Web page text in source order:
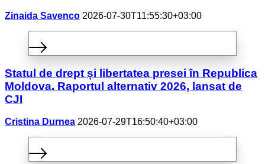
Zinaida Savenco 2026-07-30T11:55:30+03:00
Statul de drept și libertatea presei în Republica
Moldova. Raportul alternativ 2026, lansat de
CJI
Cristina Durnea 2026-07-29T16:50:40+03:00